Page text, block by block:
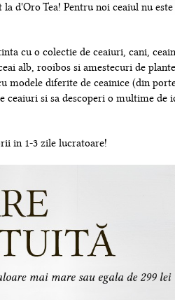
d'Oro Tea! Pentru noi ceaiul nu
cu o colectie de ceaiuri, cani,
alb, rooibos si amestecuri de
modele diferite de ceainice (din
si sa descoperi o multime de
in 1-3 zile lucratoare!